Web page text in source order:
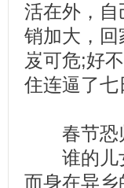
活在外，
销加大，回
岌可危;好
住连逼了七
春节恐归
谁的儿女
而身在异